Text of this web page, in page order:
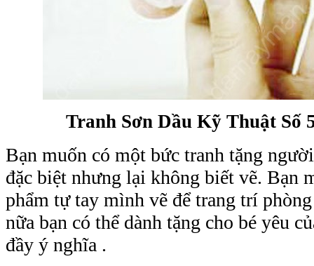
Tranh Sơn Dầu Kỹ Thuật Số
Bạn muốn có một bức tranh tặng
đặc biệt nhưng lại không biết vẽ. Bạn
phẩm tự tay mình vẽ để trang trí
nữa bạn có thể dành tặng cho bé yêu
đầy ý nghĩa .